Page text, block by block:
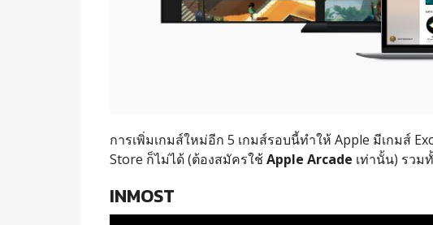
การเพิ่มเกมส์ใหม่อีก 5 เกมส์รอบนี้ทำให้ Apple มีเกมส์
Store ก็ไม่ได้ (ต้องสมัครใช้Apple Arcade เท่านั้น) รวม
INMOST